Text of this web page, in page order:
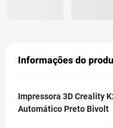
Informações do
Impressora 3D Creality
Automático Preto Bivolt